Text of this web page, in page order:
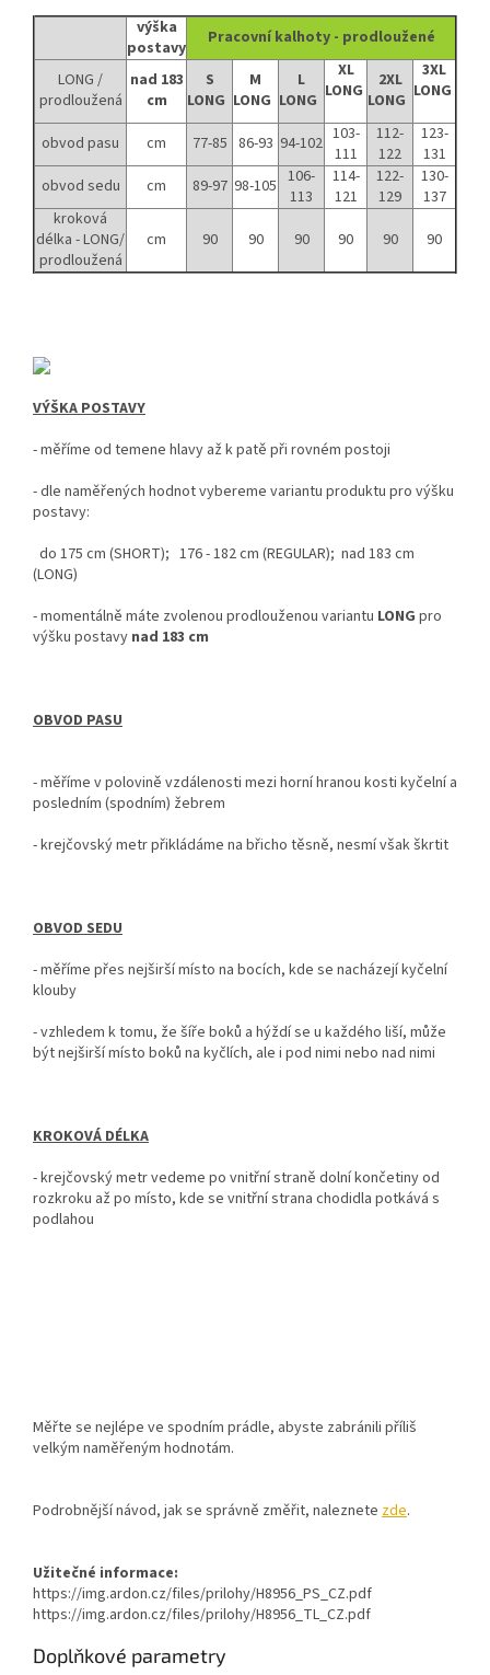
výška
postavy
Pracovní kalhoty - prodloužené
LONG /
prodloužená
nad 183
cm
S
LONG
M
LONG
L
LONG
XL
LONG
2XL
LONG
3XL
LONG
obvod pasu cm 77-85 86-93 94-102 103-
111
112-
122
123-
131
obvod sedu
cm 89-97 98-105 106-
113
114-
121
122-
129
130-
137
kroková
délka - LONG/
prodloužená
cm 90 90 90 90 90 90
VÝŠKA POSTAVY
- měříme od temene hlavy až k patě při rovném postoji
-dle naměřených hodnot vybereme variantu produktu pro výšku
postavy:
do 175 cm (SHORT); 176 - 182 cm (REGULAR); nad 183 cm
(LONG)
-momentálně máte zvolenou prodlouženou variantu LONG pro
výšku postavy nad 183 cm
OBVOD PASU
- měříme v polovině vzdálenosti mezi horní hranou kosti kyčelní a
posledním (spodním) žebrem
- krejčovský metrpřikládáme na břicho těsně, nesmí však škrtit
OBVOD SEDU
-měříme přes nejširší místo na bocích, kde se nacházejí kyčelní
klouby
- vzhledem k tomu, že šíře boků a hýždí se u každého liší, může
být nejširší místo boků na kyčlích, ale i pod nimi nebo nad nimi
KROKOVÁ DÉLKA
-krejčovský metr vedeme po vnitřní straně dolní končetiny od
rozkroku až po místo, kde se vnitřní strana chodidla potkává s
podlahou
Měřte se nejlépe ve spodním prádle, abyste zabránili příliš
velkým naměřeným hodnotám.
Podrobnější návod, jak se správně změřit, naleznete zde.
Užitečné informace:
https://img.ardon.cz/files/prilohy/H8956_PS_CZ.pdf
https://img.ardon.cz/files/prilohy/H8956_TL_CZ.pdf
Doplňkové parametry